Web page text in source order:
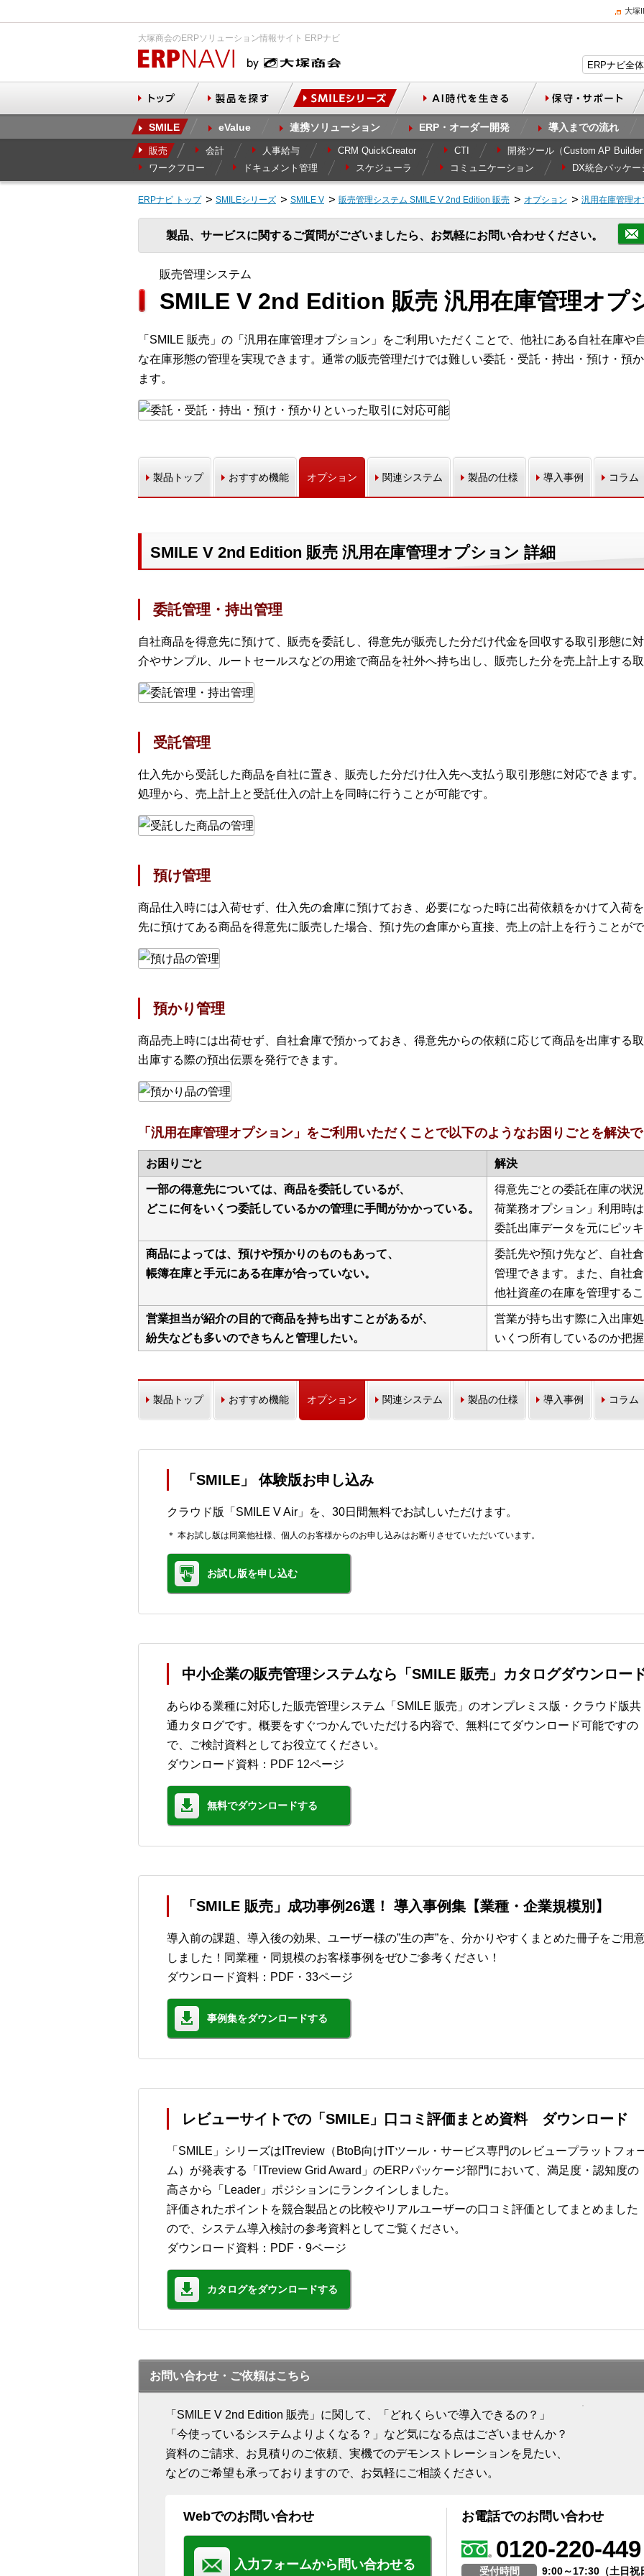
大塚
大塚商会のERPソリューション情報サイト ERPナビ
SMILE eValue 連携ソリューション ERP・オーダー開発 導入までの流れ
販売 会計 人事給与 CRM QuickCreator CTI
開発ツール（Custom AP
ワークフロー
ドキュメント管理 スケジューラ コミュニケーション DX統合パッケー
ERPナビ トップ SMILEシリーズ SMILE V 販売管理システム SMILE V 2nd Edition 販売 オプション 汎用在庫管理オ
製品、サービスに関するご質問がございましたら、お気軽にお問い合わせください。
販売管理システム
SMILE V 2nd Edition 販売 汎用在庫管理オプ
「SMILE 販売」の「汎用在庫管理オプション」をご利用いただくことで、他社にある自社在庫や
な在庫形態の管理を実現できます。通常の販売管理だけでは難しい委託・受託・持出・預け・預
ます。
製品トップ おすすめ機能 オプション 関連システム 製品の仕様 導入事例 コラム
SMILE V 2nd Edition 販売 汎用在庫管理オプション 詳細
委託管理・持出管理
自社商品を得意先に預けて、販売を委託し、得意先が販売した分だけ代金を回収する取引形態に
介やサンプル、ルートセールスなどの用途で商品を社外へ持ち出し、販売した分を売上計上する
受託管理
仕入先から受託した商品を自社に置き、販売した分だけ仕入先へ支払う取引形態に対応できます
処理から、売上計上と受託仕入の計上を同時に行うことが可能です。
預け管理
商品仕入時には入荷せず、仕入先の倉庫に預けておき、必要になった時に出荷依頼をかけて入荷
先に預けてある商品を得意先に販売した場合、預け先の倉庫から直接、売上の計上を行うことが
預かり管理
商品売上時には出荷せず、自社倉庫で預かっておき、得意先からの依頼に応じて商品を出庫する
出庫する際の預出伝票を発行できます。
「汎用在庫管理オプション」をご利用いただくことで以下のようなお困りごとを解決
お困りごと 解決
一部の得意先については、商品を委託しているが、
どこに何をいくつ委託しているかの管理に手間がかかっている。
得意先ごとの委託在庫の状
荷業務オプション」利用時
委託出庫データを元にピッ
商品によっては、預けや預かりのものもあって、
帳簿在庫と手元にある在庫が合っていない。
委託先や預け先など、自社
管理できます。また、自社
他社資産の在庫を管理する
営業担当が紹介の目的で商品を持ち出すことがあるが、
紛失なども多いのできちんと管理したい。
営業が持ち出す際に入出庫
いくつ所有しているのか把
製品トップ おすすめ機能 オプション 関連システム 製品の仕様 導入事例 コラム
「SMILE」 体験版お申し込み
クラウド版「SMILE V Air」を、30日間無料でお試しいただけます。
＊ 本お試し版は同業他社様、個人のお客様からのお申し込みはお断りさせていただいています。
お試し版を申し込む
中小企業の販売管理システムなら「SMILE 販売」カタログダウンロー
あらゆる業種に対応した販売管理システム「SMILE 販売」のオンプレミス版・クラウド版共
通カタログです。概要をすぐつかんでいただける内容で、無料にてダウンロード可能ですの
で、ご検討資料としてお役立てください。
ダウンロード資料：PDF 12ページ
無料でダウンロードする
「SMILE 販売」成功事例26選！ 導入事例集【業種・企業規模別】
導入前の課題、導入後の効果、ユーザー様の”生の声”を、分かりやすくまとめた冊子をご用
しました！同業種・同規模のお客様事例をぜひご参考ください！
ダウンロード資料：PDF・33ページ
事例集をダウンロードする
レビューサイトでの「SMILE」口コミ評価まとめ資料 ダウンロード
「SMILE」シリーズはITreview（BtoB向けITツール・サービス専門のレビュープラットフォ
ム）が発表する「ITreview Grid Award」のERPパッケージ部門において、満足度・認知度の
高さから「Leader」ポジションにランクインしました。
評価されたポイントを競合製品との比較やリアルユーザーの口コミ評価としてまとめました
ので、システム導入検討の参考資料としてご覧ください。
ダウンロード資料：PDF・9ページ
カタログをダウンロードする
お問い合わせ・ご依頼はこちら
「SMILE V 2nd Edition 販売」に関して、「どれくらいで導入できるの？」
「今使っているシステムよりよくなる？」など気になる点はございませんか？
資料のご請求、お見積りのご依頼、実機でのデモンストレーションを見たい、
などのご希望も承っておりますので、お気軽にご相談ください。
Webでのお問い合わせ
入力フォームから問い合わせる
お電話でのお問い合わせ
0120-220-449
受付時間 9:00～17:30（土日祝